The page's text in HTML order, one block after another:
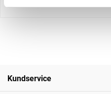
Kundservice